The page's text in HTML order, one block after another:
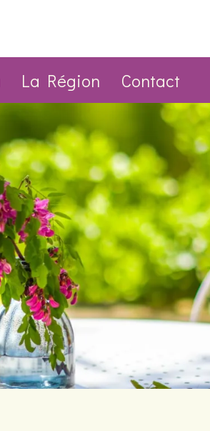
La Région Contact